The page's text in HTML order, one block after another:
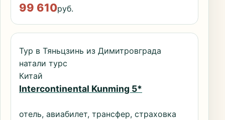
99 610руб.
Тур в Тяньцзинь из Димитровграда
натали турс
Китай
Intercontinental Kunming 5*
отель, авиабилет, трансфер, страховка